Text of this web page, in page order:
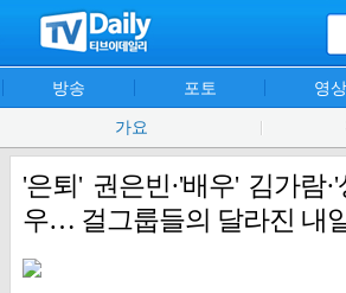
방송 포토 영상
가요
'은퇴' 권은빈·'배우' 김가람
우… 걸그룹들의 달라진 내